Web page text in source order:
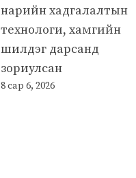
нарийн хадгалалтын
технологи, хамгийн
шилдэг дарсанд
зориулсан
8 сар 6, 2026